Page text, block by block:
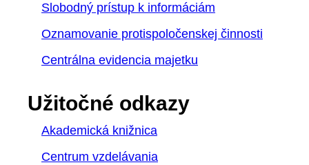
Slobodný prístup k informáciám
Oznamovanie protispoločenskej činnosti
Centrálna evidencia majetku
Užitočné odkazy
Akademická knižnica
Centrum vzdelávania